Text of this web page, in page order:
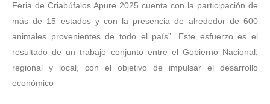
Feria de Criabúfalos Apure 2025 cuenta con la participación de
más de 15 estados y con la presencia de alrededor de 600
animales provenientes de todo el país”. Este esfuerzo es el
resultado de un trabajo conjunto entre el Gobierno Nacional,
regional y local, con el objetivo de impulsar el desarrollo
económico